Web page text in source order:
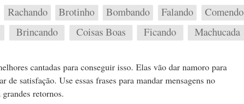
Rachando Brotinho Bombando Falando
Comendo
Brincando Coisas Boas Ficando Machucada
cantadas para conseguir isso. Elas vão dar namoro para
de satisfação. Use essas frases para mandar mensagens no
retornos.